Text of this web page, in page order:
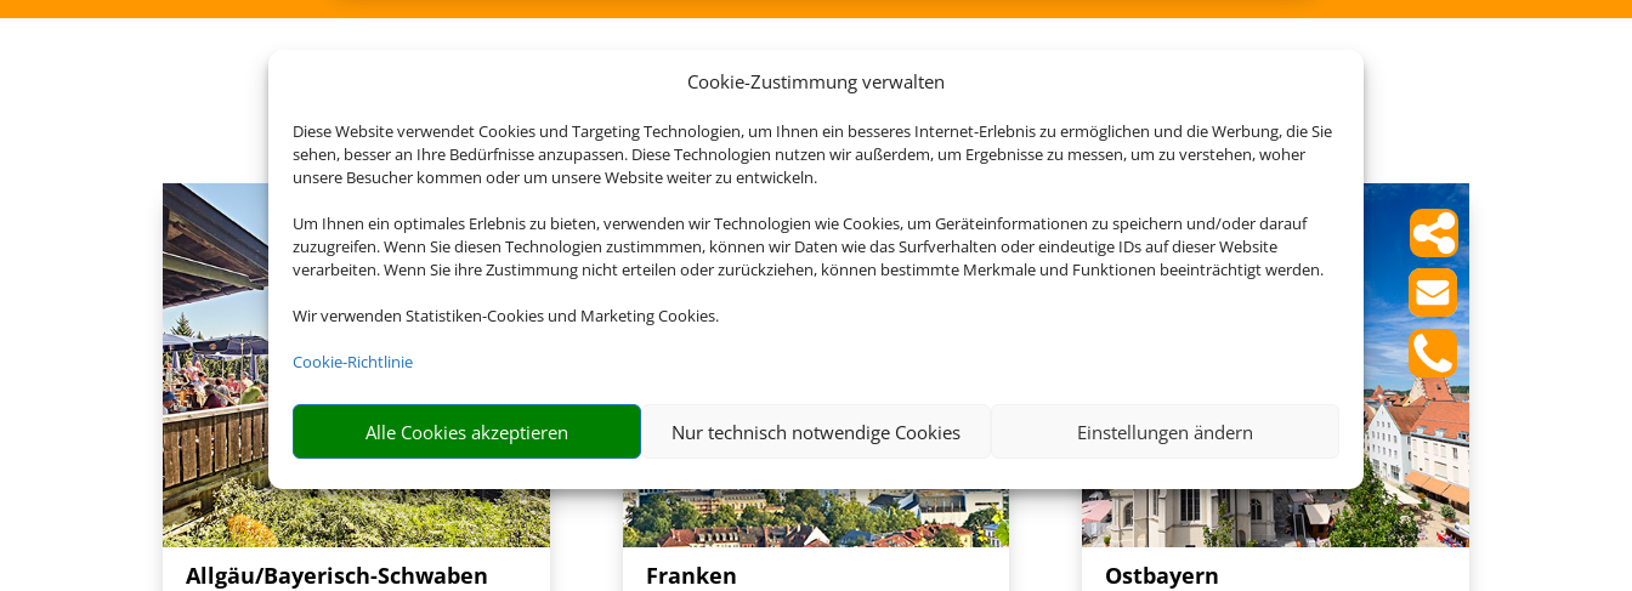
Cookie-Zustimmung verwalten
Diese Website verwendet Cookies und Targeting Technologien, um Ihnen ein besseres Internet-Erlebnis zu ermöglichen und die Werbung, die Sie
sehen, besser an Ihre Bedürfnisse anzupassen. Diese Technologien nutzen wir außerdem, um Ergebnisse zu messen, um zu verstehen, woher
unsere Besucher kommen oder um unsere Website weiter zu entwickeln.
Um Ihnen ein optimales Erlebnis zu bieten, verwenden wir Technologien wie Cookies, um Geräteinformationen zu speichern und/oder darauf
zuzugreifen. Wenn Sie diesen Technologien zustimmmen, können wir Daten wie das Surfverhalten oder eindeutige IDs auf dieser Website
verarbeiten. Wenn Sie ihre Zustimmung nicht erteilen oder zurückziehen, können bestimmte Merkmale und Funktionen beeinträchtigt werden.
Wir verwenden Statistiken-Cookies und Marketing Cookies.
Cookie-Richtlinie
Alle Cookies akzeptieren Nur technisch notwendige Cookies Einstellungen ändern
Buchen Sie jetzt Ihren Urlaub in Bayern
Allgäu/Bayerisch-Schwaben Franken Ostbayern